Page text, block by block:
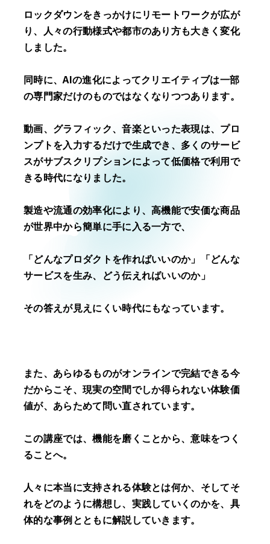
・公益財団法人日本財団パラスポーツサポートセンター/
顧問
・公益財団法人東京オリンピック・パラリンピック競技大
・東京2020大会入賞メダルデザインコンペティション審
査会メンバー
ロックダウンをきっかけにリモートワークが広が
り、人々の行動様式や都市のあり方も大きく変化
しました。
同時に、AIの進化によってクリエイティブは一部
の専門家だけのものではなくなりつつあります。
動画、グラフィック、音楽といった表現は、プロ
ンプトを入力するだけで生成でき、多くのサービ
スがサブスクリプションによって低価格で利用で
きる時代になりました。
製造や流通の効率化により、高機能で安価な商品
が世界中から簡単に手に入る一方で、
「どんなプロダクトを作ればいいのか」「どんな
サービスを生み、どう伝えればいいのか」
その答えが見えにくい時代にもなっています。
また、あらゆるものがオンラインで完結できる今
だからこそ、現実の空間でしか得られない体験価
値が、あらためて問い直されています。
この講座では、機能を磨くことから、意味をつく
ることへ。
人々に本当に支持される体験とは何か、そしてそ
れをどのように構想し、実践していくのかを、具
体的な事例とともに解説していきます。